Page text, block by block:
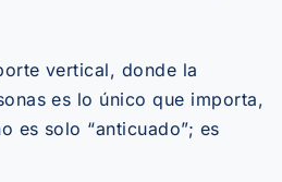
vertical, donde la
es lo único que importa,
es solo “anticuado”; es